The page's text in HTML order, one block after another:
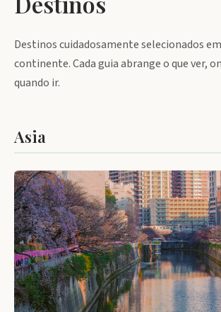
Destinos cuidadosamente selecionados
continente. Cada guia abrange o que ver,
quando ir.
Asia